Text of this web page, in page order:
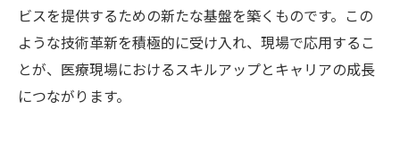
ビスを提供するための新たな基盤を築くものです。この
ような技術革新を積極的に受け入れ、現場で応用するこ
とが、医療現場におけるスキルアップとキャリアの成長
につながります。